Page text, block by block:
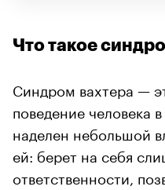
Что такое
Синдром вахтера —
поведение человека
наделен небольшой
ей: берет на себя
ответственности,